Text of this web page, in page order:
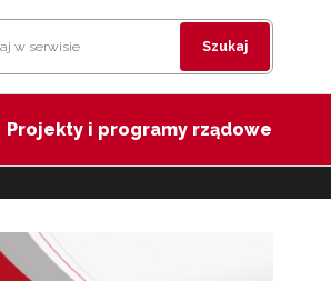
Szukaj
Projekty i programy rządowe